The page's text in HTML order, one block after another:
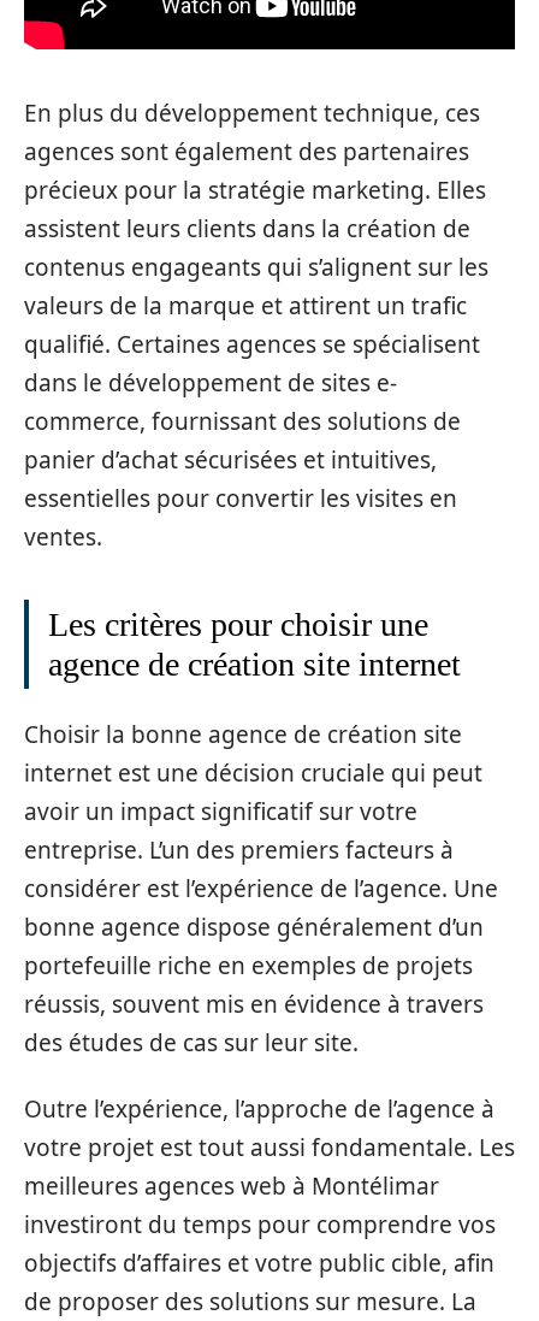
En plus du développement technique, ces
agences sont également des partenaires
précieux pour la stratégie marketing. Elles
assistent leurs clients dans la création de
contenus engageants qui s’alignent sur les
valeurs de la marque et attirent un trafic
qualifié. Certaines agences se spécialisent
dans le développement de sites e-
commerce, fournissant des solutions de
panier d’achat sécurisées et intuitives,
essentielles pour convertir les visites en
ventes.
Les critères pour choisir une
agence de création site internet
Choisir la bonne agence de création site
internet est une décision cruciale qui peut
avoir un impact significatif sur votre
entreprise. L’un des premiers facteurs à
considérer est l’expérience de l’agence. Une
bonne agence dispose généralement d’un
portefeuille riche en exemples de projets
réussis, souvent mis en évidence à travers
des études de cas sur leur site.
Outre l’expérience, l’approche de l’agence à
votre projet est tout aussi fondamentale. Les
meilleures agences web à Montélimar
investiront du temps pour comprendre vos
objectifs d’affaires et votre public cible, afin
de proposer des solutions sur mesure. La